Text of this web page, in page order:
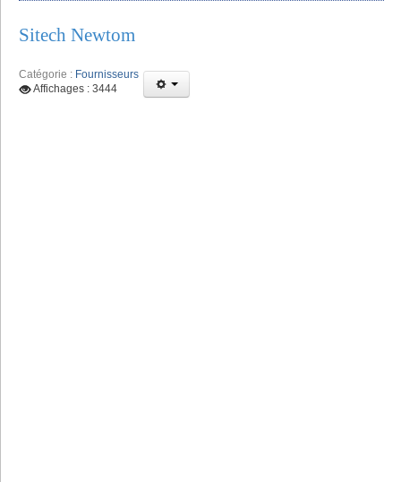
Sitech Newtom
Catégorie : Fournisseurs
Affichages : 3444